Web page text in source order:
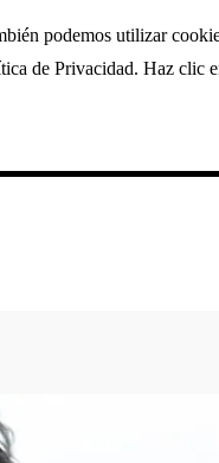
podemos utilizar
de Privacidad. Haz clic